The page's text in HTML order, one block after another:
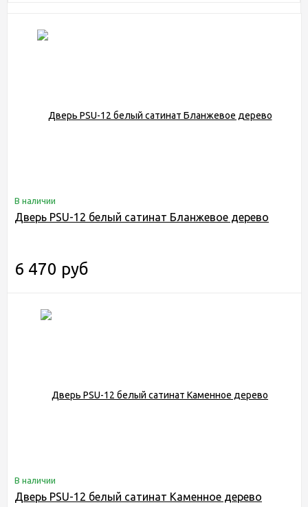
В наличии
Дверь PSU-12 белый сатинат Бланжевое дерево
6 470 руб
В наличии
Дверь PSU-12 белый сатинат Каменное дерево